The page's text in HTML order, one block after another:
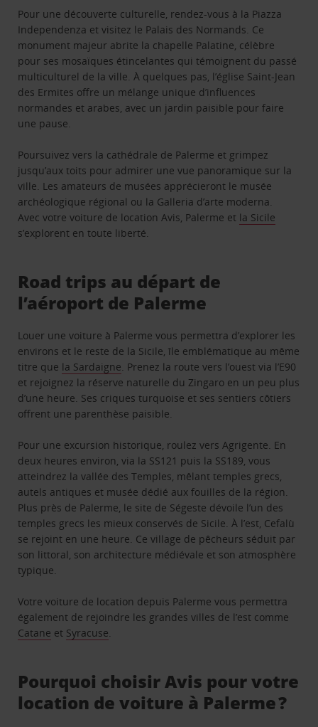
Pour une découverte culturelle, rendez-vous à la Piazza
Independenza et visitez le Palais des Normands. Ce
monument majeur abrite la chapelle Palatine, célèbre
pour ses mosaïques étincelantes qui témoignent du passé
multiculturel de la ville. À quelques pas, l’église Saint-Jean
des Ermites offre un mélange unique d’influences
normandes et arabes, avec un jardin paisible pour faire
une pause.
Poursuivez vers la cathédrale de Palerme et grimpez
jusqu’aux toits pour admirer une vue panoramique sur la
ville. Les amateurs de musées apprécieront le musée
archéologique régional ou la Galleria d’arte moderna.
Avec votre voiture de location Avis, Palerme et la Sicile
s’explorent en toute liberté.
Road trips au départ de
l’aéroport de Palerme
Louer une voiture à Palerme vous permettra d’explorer les
environs et le reste de la Sicile, île emblématique au même
titre que la Sardaigne . Prenez la route vers l’ouest via l’E90
et rejoignez la réserve naturelle du Zingaro en un peu plus
d’une heure. Ses criques turquoise et ses sentiers côtiers
offrent une parenthèse paisible.
Pour une excursion historique, roulez vers Agrigente. En
deux heures environ, via la SS121 puis la SS189, vous
atteindrez la vallée des Temples, mêlant temples grecs,
autels antiques et musée dédié aux fouilles de la région.
Plus près de Palerme, le site de Ségeste dévoile l’un des
temples grecs les mieux conservés de Sicile. À l’est, Cefalù
se rejoint en une heure. Ce village de pêcheurs séduit par
son littoral, son architecture médiévale et son atmosphère
typique.
Votre voiture de location depuis Palerme vous permettra
également de rejoindre les grandes villes de l’est comme
Catane et Syracuse
Pourquoi choisir Avis pour votre
location de voiture à Palerme ?